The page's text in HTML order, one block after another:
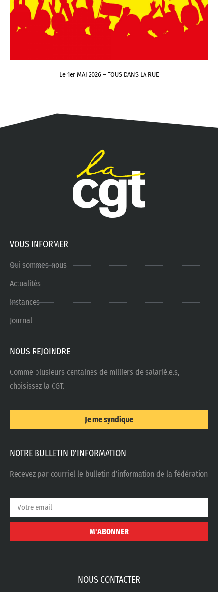
Le 1er MAI 2026 – TOUS DANS LA RUE
VOUS INFORMER
Qui sommes-nous
Actualités
Instances
Journal
NOUS REJOINDRE
Comme plusieurs centaines de milliers de salarié.e.s,
choisissez la CGT.
Je me syndique
NOTRE BULLETIN D'INFORMATION
Recevez par courriel le bulletin d’information de la fédération
M'ABONNER
NOUS CONTACTER